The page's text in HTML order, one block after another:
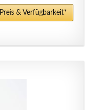
Preis & Verfügbarkeit*